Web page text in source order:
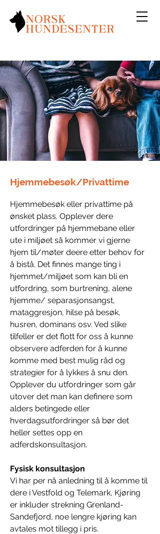
Hjemmebesøk/Privattime
Hjemmebesøk eller privattime på
ønsket plass. Opplever dere
utfordringer på hjemmebane eller
ute i miljøet så kommer vi gjerne
hjem til/møter deere etter behov for
å bistå. Det finnes mange ting i
hjemmet/miljøet som kan bli en
utfordring, som burtrening, alene
hjemme/ separasjonsangst,
mataggresjon, hilse på besøk,
husren, dominans osv. Ved slike
tilfeller er det flott for oss å kunne
observere adferden for å kunne
komme med best mulig råd og
strategier for å lykkes å snu den.
Opplever du utfordringer som går
utover det man kan definere som
alders betingede eller
hverdagsutfordringer så bør det
heller settes opp en
adferdskonsultasjon.
Fysisk konsultasjon
Vi har per nå anledning til å komme til
dere i Vestfold og Telemark, Kjøring
er inkluder strekning Grenland-
Sandefjord, noe lengre kjøring kan
avtales mot tillegg i pris.